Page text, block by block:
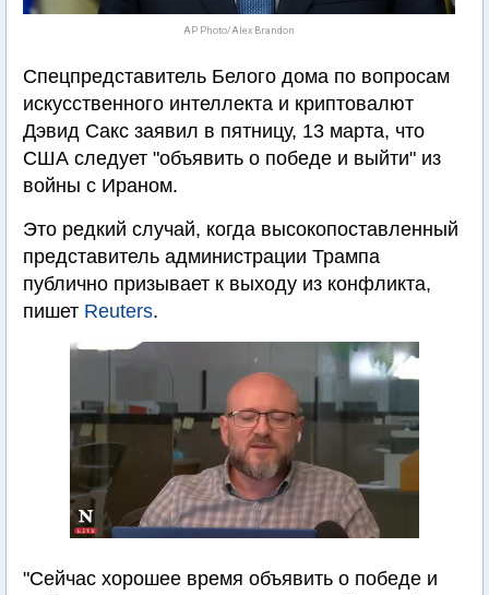
AP Photo/Alex Brandon
Спецпредставитель Белого дома по вопросам
искусственного интеллекта и криптовалют
Дэвид Сакс заявил в пятницу, 13 марта, что
США следует "объявить о победе и выйти" из
войны с Ираном.
Это редкий случай, когда высокопоставленный
представитель администрации Трампа
публично призывает к выходу из конфликта,
пишет Reuters.
"Сейчас хорошее время объявить о победе и